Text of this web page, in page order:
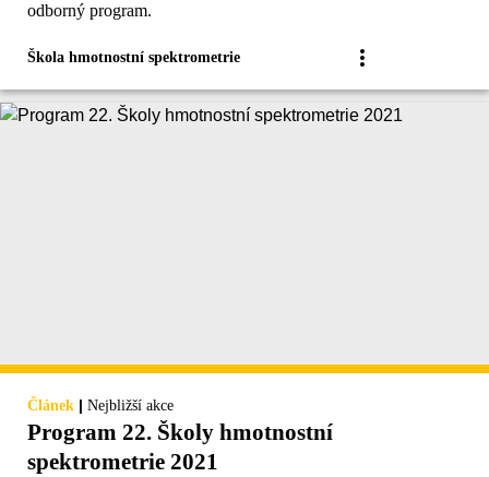
odborný program.
Škola hmotnostní spektrometrie
Článek | Nejbližší akce
Program 22. Školy hmotnostní
spektrometrie 2021